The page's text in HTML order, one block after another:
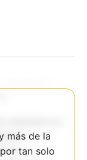
más de la
tan solo